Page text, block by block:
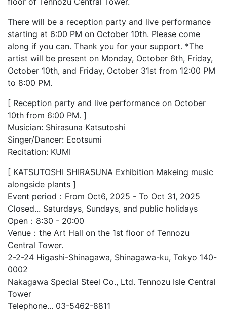
There will be a reception party and live performance
starting at 6:00 PM on October 10th. Please come
along if you can. Thank you for your support. *The
artist will be present on Monday, October 6th, Friday,
October 10th, and Friday, October 31st from 12:00 PM
to 8:00 PM.
[ Reception party and live performance on October
10th from 6:00 PM. ]
Musician: Shirasuna Katsutoshi
Singer/Dancer: Ecotsumi
Recitation: KUMI
[ KATSUTOSHI SHIRASUNA Exhibition Makeing music
alongside plants ]
Event period：From Oct6, 2025 - To Oct 31, 2025
Closed... Saturdays, Sundays, and public holidays
Open：8:30 - 20:00
Venue：the Art Hall on the 1st floor of Tennozu
Central Tower.
2-2-24 Higashi-Shinagawa, Shinagawa-ku, Tokyo 140-
0002
Nakagawa Special Steel Co., Ltd. Tennozu Isle Central
Tower
Telephone... 03-5462-8811